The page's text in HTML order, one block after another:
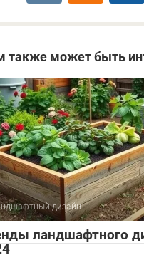
также может быть
дизайн
ландшафтного